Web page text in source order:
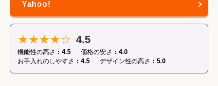
★★★★☆ 4.5
機能性の高さ 4.5 価格の安さ
4.0
お手入れのしやすさ
4.5 デザイン性の高さ 5.0